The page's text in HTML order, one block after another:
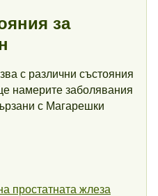
за
с различни състояния
намерите заболявания
с Магарешки
простатната жлеза